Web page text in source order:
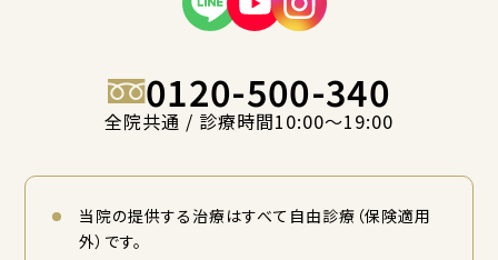
0120-500-340
全院共通 / 診療時間10:00〜19:00
当院の提供する治療はすべて自由診療（保険適用
外）です。